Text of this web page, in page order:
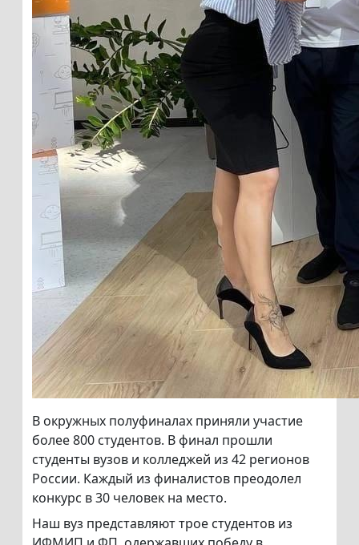
В окружных полуфиналах приняли участие
более 800 студентов. В финал прошли
студенты вузов и колледжей из 42 регионов
России. Каждый из финалистов преодолел
конкурс в 30 человек на место.
Наш вуз представляют трое студентов из